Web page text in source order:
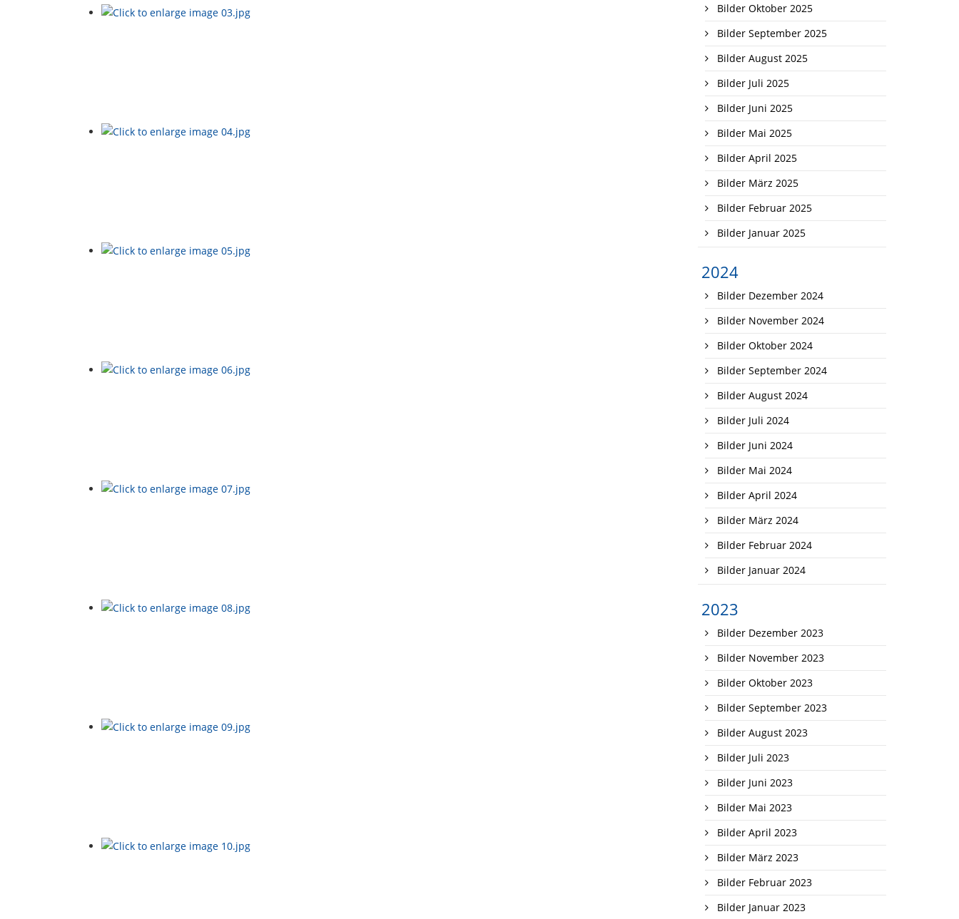
Bilder Oktober 2025
Bilder September 2025
Bilder August 2025
Bilder Juli 2025
Bilder Juni 2025
Bilder Mai 2025
Bilder April 2025
Bilder März 2025
Bilder Februar 2025
Bilder Januar 2025
2024
Bilder Dezember 2024
Bilder November 2024
Bilder Oktober 2024
Bilder September 2024
Bilder August 2024
Bilder Juli 2024
Bilder Juni 2024
Bilder Mai 2024
Bilder April 2024
Bilder März 2024
Bilder Februar 2024
Bilder Januar 2024
2023
Bilder Dezember 2023
Bilder November 2023
Bilder Oktober 2023
Bilder September 2023
Bilder August 2023
Bilder Juli 2023
Bilder Juni 2023
Bilder Mai 2023
Bilder April 2023
Bilder März 2023
Bilder Februar 2023
Bilder Januar 2023